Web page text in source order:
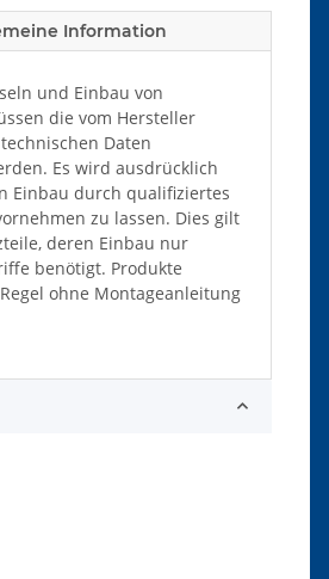
Information
und Einbau von
die vom Hersteller
Daten
Es wird ausdrücklich
Einbau durch qualifiziertes
zu lassen. Dies gilt
deren Einbau nur
benötigt. Produkte
ohne Montageanleitung